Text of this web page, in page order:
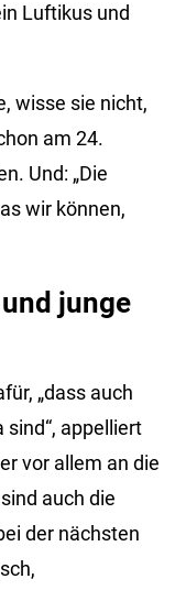
Luftikus und
wisse sie nicht,
am 24.
Und: „Die
wir können,
junge
„dass auch
appelliert
vor allem an die
auch die
der nächsten